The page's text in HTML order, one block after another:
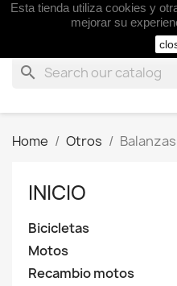
search
Home Otros Balanzas
INICIO
Bicicletas
Motos
Recambio motos
Esta tienda utiliza cookies y
mejorar su